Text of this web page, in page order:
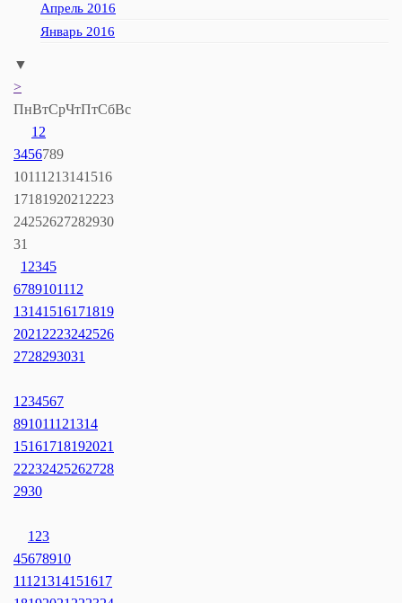
Апрель 2016
Январь 2016
▼
>
ПнВтСрЧтПтСбВс
1 2
3456789
10111213141516
1718192021 2223
24252627282930
31
1 2345
6789101112
13141516171819
2021 2223242526
2728293031
1 234567
891011121314
15161718192021
22232425262728
2930
1 23
45678910
11121314151617